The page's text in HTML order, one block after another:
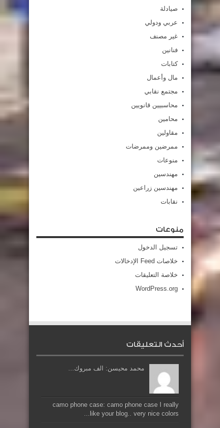
صيادلة
عربي ودولي
غير مصنف
فنانين
كتابات
مال وأعمال
مجتمع نقابي
محاسبيين قانويين
محامين
مقاولين
ممرضين وممرضات
منوعات
مهندسين
مهندسين زراعين
نقابات
منوعات
تسجيل الدخول
خلاصات Feed الإدخالات
خلاصة التعليقات
WordPress.org
أحدث التعليقات
محمد محيسن: الف مبروك...
camo phone case: camo phone case I really
like your blog.. very nice colors...